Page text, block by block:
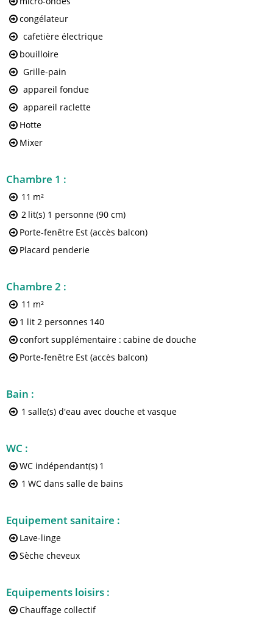
congélateur
cafetière électrique
bouilloire
Grille-pain
appareil fondue
appareil raclette
Hotte
Mixer
Chambre 1 :
11 m²
2 lit(s) 1 personne (90 cm)
Porte-fenêtre Est (accès balcon)
Placard penderie
Chambre 2 :
11 m²
1 lit 2 personnes 140
confort supplémentaire : cabine de douche
Porte-fenêtre Est (accès balcon)
Bain :
1 salle(s) d'eau avec douche et vasque
WC :
WC indépendant(s) 1
1 WC dans salle de bains
Equipement sanitaire :
Lave-linge
Sèche cheveux
Equipements loisirs :
Chauffage collectif